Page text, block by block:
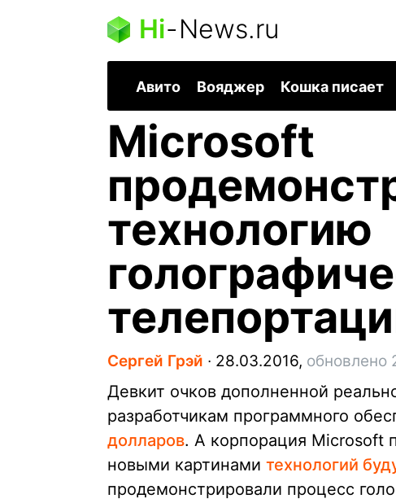
Hi-News.ru
Авито Вояджер Кошка писает
Microsoft
технологию
Сергей Грэй ∙ 28.03.2016, обновлено
Девкит очков дополненной
разработчикам программного
долларов. А корпорация Microsoft
новыми картинами технологий
продемонстрировали процесс